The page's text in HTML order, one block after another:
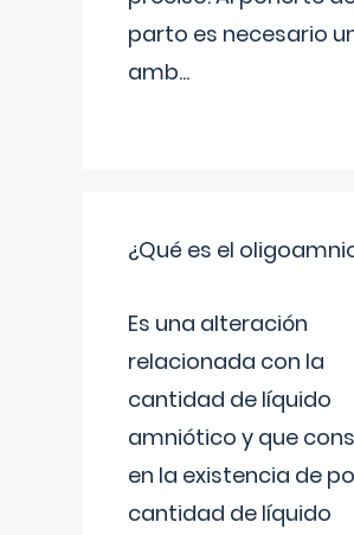
parto es necesario
amb...
¿Qué es el
Es una alteración
relacionada con la
cantidad de líquido
amniótico y que
en la existencia de
cantidad de líquido